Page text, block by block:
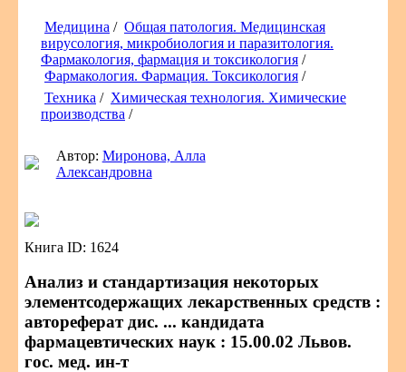
Медицина / Общая патология. Медицинская
вирусология, микробиология и паразитология.
Фармакология, фармация и токсикология /
Фармакология. Фармация. Токсикология /
Техника / Химическая технология. Химические
производства /
Автор: Миронова, Алла
Александровна
Книга ID: 1624
Анализ и стандартизация некоторых
элементсодержащих лекарственных средств :
автореферат дис. ... кандидата
фармацевтических наук : 15.00.02 Львов.
гос. мед. ин-т